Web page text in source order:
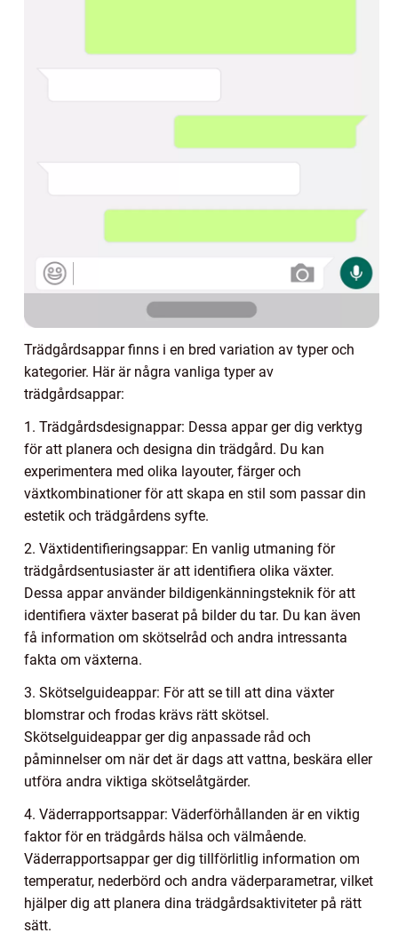
Trädgårdsappar finns i en bred variation av typer och
kategorier. Här är några vanliga typer av
trädgårdsappar:
1. Trädgårdsdesignappar: Dessa appar ger dig verktyg
för att planera och designa din trädgård. Du kan
experimentera med olika layouter, färger och
växtkombinationer för att skapa en stil som passar din
estetik och trädgårdens syfte.
2. Växtidentifieringsappar: En vanlig utmaning för
trädgårdsentusiaster är att identifiera olika växter.
Dessa appar använder bildigenkänningsteknik för att
identifiera växter baserat på bilder du tar. Du kan även
få information om skötselråd och andra intressanta
fakta om växterna.
3. Skötselguideappar: För att se till att dina växter
blomstrar och frodas krävs rätt skötsel.
Skötselguideappar ger dig anpassade råd och
påminnelser om när det är dags att vattna, beskära eller
utföra andra viktiga skötselåtgärder.
4. Väderrapportsappar: Väderförhållanden är en viktig
faktor för en trädgårds hälsa och välmående.
Väderrapportsappar ger dig tillförlitlig information om
temperatur, nederbörd och andra väderparametrar, vilket
hjälper dig att planera dina trädgårdsaktiviteter på rätt
sätt.